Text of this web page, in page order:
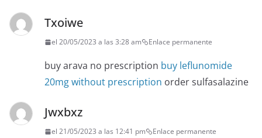
Txoiwe
el 20/05/2023 a las 3:28 am Enlace permanente
buy arava no prescription buy leflunomide
20mg without prescription order sulfasalazine
Jwxbxz
el 21/05/2023 a las 12:41 pm Enlace permanente